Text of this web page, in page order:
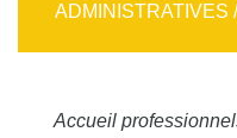
ADMINISTRATIVES
Accueil